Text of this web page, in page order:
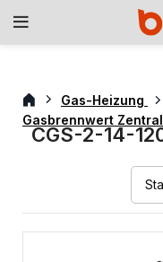
Gas-Heizung
Gasbrennwert
CGS-2-14-